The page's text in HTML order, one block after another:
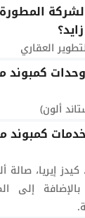
العقاري
كمبوند
ألون)
كمبوند
إيريا، صالة
إلى